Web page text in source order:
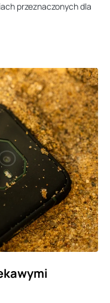
przeznaczonych dla